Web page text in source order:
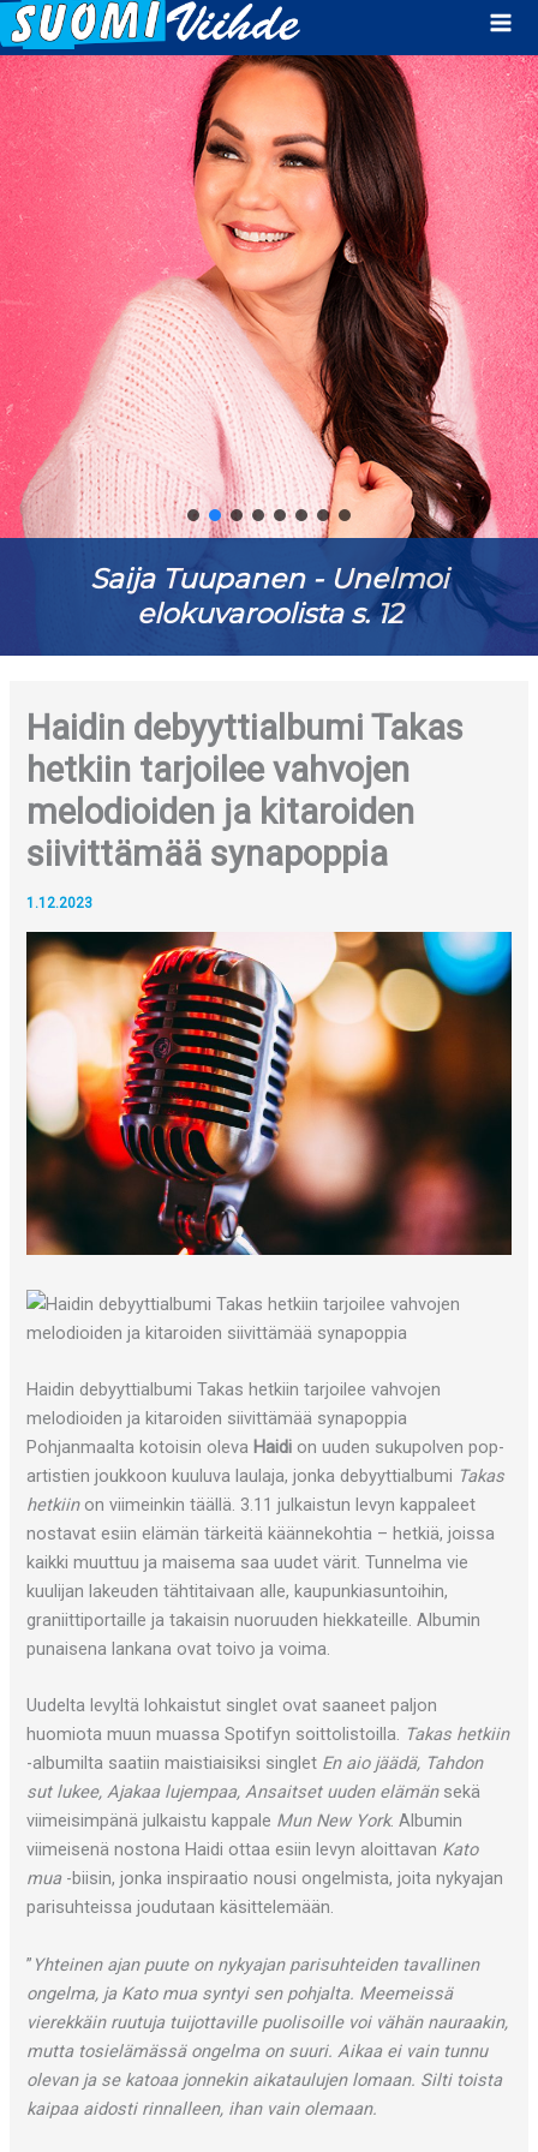
Saija Tuupanen - Unelmoi
elokuvaroolista s. 12
Haidin debyyttialbumi Takas
hetkiin tarjoilee vahvojen
melodioiden ja kitaroiden
siivittämää synapoppia
1.12.2023
Haidin debyyttialbumi Takas hetkiin tarjoilee vahvojen
melodioiden ja kitaroiden siivittämää synapoppia
Pohjanmaalta kotoisin oleva Haidi on uuden sukupolven pop-
artistien joukkoon kuuluva laulaja, jonka debyyttialbumi Takas
hetkiinon viimeinkin täällä. 3.11 julkaistun levyn kappaleet
nostavat esiin elämän tärkeitä käännekohtia – hetkiä, joissa
kaikki muuttuu ja maisema saa uudet värit. Tunnelma vie
kuulijan lakeuden tähtitaivaan alle, kaupunkiasuntoihin,
graniittiportaille ja takaisin nuoruuden hiekkateille. Albumin
punaisena lankana ovat toivo ja voima.
Uudelta levyltä lohkaistut singlet ovat saaneet paljon
huomiota muun muassa Spotifyn soittolistoilla. Takas hetkiin
-albumilta saatiin maistiaisiksi singlet En aio jäädä, Tahdon
sut lukee, Ajakaa lujempaa, Ansaitset uuden elämänsekä
viimeisimpänä julkaistu kappale Mun New York. Albumin
viimeisenä nostona Haidi ottaa esiin levyn aloittavan Kato
mua -biisin, jonka inspiraatio nousi ongelmista, joita nykyajan
parisuhteissa joudutaan käsittelemään.
” Yhteinen ajan puute on nykyajan parisuhteiden tavallinen
ongelma, ja Kato mua syntyi sen pohjalta. Meemeissä
vierekkäin ruutuja tuijottaville puolisoille voi vähän nauraakin,
mutta tosielämässä ongelma on suuri. Aikaa ei vain tunnu
olevan ja se katoaa jonnekin aikataulujen lomaan. Silti toista
kaipaa aidosti rinnalleen, ihan vain olemaan.